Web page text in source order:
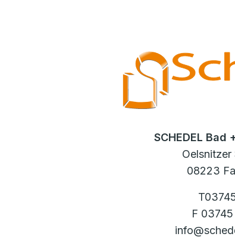
SCHEDEL Bad
08223
F 03745